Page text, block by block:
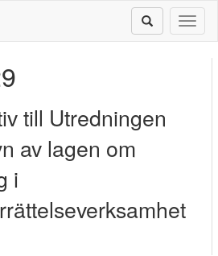
till Utredningen
av lagen om
i